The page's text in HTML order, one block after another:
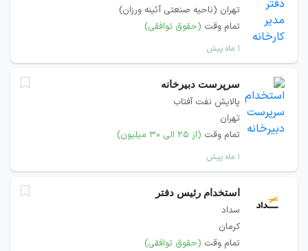
تهران (ناحیه صنعتی آئینه ورزان)
تمام وقت (حقوق توافقی)
۱ ماه پیش
سرپرست دبیرخانه
پالایش نفت آفتاب
تهران
تمام وقت (از ۲۵ الی ۳۰ میلیون)
۱ ماه پیش
استخدام رئیس دفتر
سداد
کرمان
تمام وقت (حقوق توافقی)